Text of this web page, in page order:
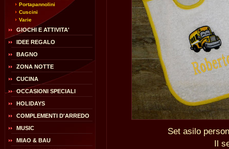
Portapannolini
Cuscini
Varie
GIOCHI E ATTIVITA'
IDEE REGALO
BAGNO
ZONA NOTTE
CUCINA
OCCASIONI SPECIALI
HOLIDAYS
COMPLEMENTI D'ARREDO
MUSIC
MIAO & BAU
Set asilo
Il